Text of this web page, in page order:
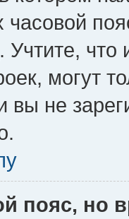
что
могут
вы не
пояс, но